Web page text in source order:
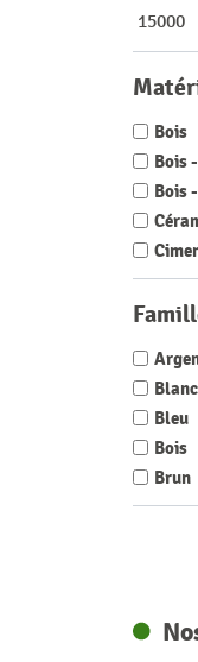
15000
Bois
Bois
Bois
Blanc
Bleu
Bois
Brun